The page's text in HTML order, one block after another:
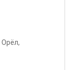
Орёл,